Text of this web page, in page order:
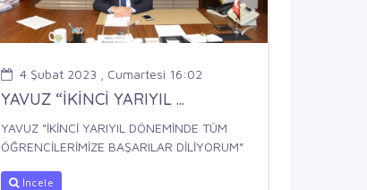
4 Şubat 2023 , Cumartesi 16:02
YAVUZ “İKİNCİ YARIYIL ...
YAVUZ “İKİNCİ YARIYIL DÖNEMİNDE TÜM
ÖĞRENCİLERİMİZE BAŞARILAR DİLİYORUM”
İncele